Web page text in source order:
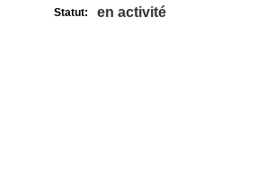
Statut: en activité